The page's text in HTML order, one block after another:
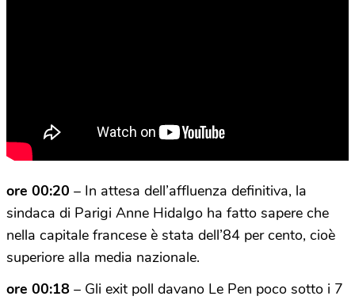
ore 00:20 – In attesa dell’affluenza definitiva, la
sindaca di Parigi Anne Hidalgo ha fatto sapere che
nella capitale francese è stata dell’84 per cento, cioè
superiore alla media nazionale.
ore 00:18 – Gli exit poll davano Le Pen poco sotto i 7